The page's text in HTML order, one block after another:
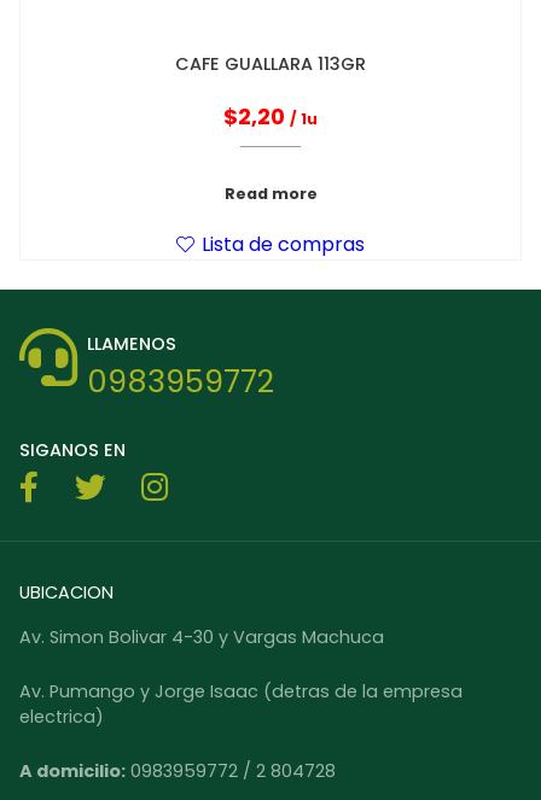
CAFE GUALLARA 113GR
$2,20 / 1u
Read more
Lista de compras
LLAMENOS
0983959772
SIGANOS EN
UBICACION
Av. Simon Bolivar 4-30 y Vargas Machuca
Av. Pumango y Jorge Isaac (detras de la empresa
electrica)
A domicilio: 0983959772 / 2 804728